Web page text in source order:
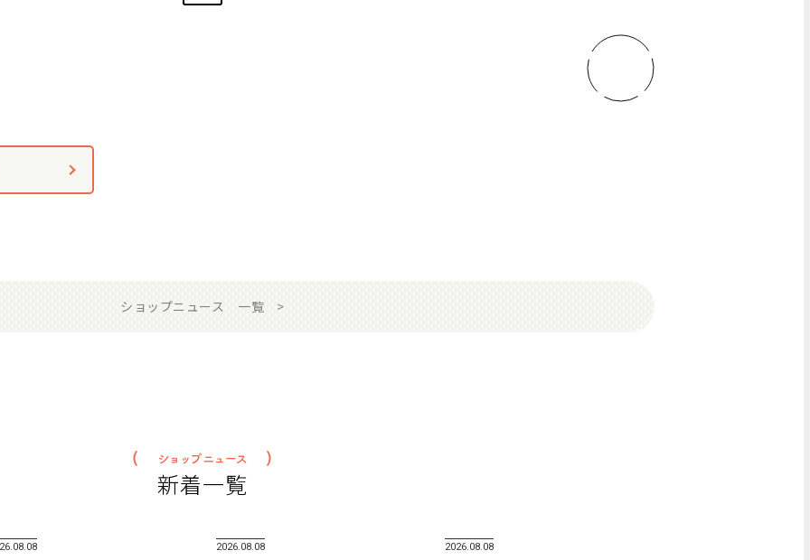
ショップニュース 一覧
新着一覧
2026.08.08 2026.08.08